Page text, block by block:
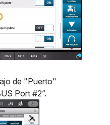
de "Puerto"
Port #2”.